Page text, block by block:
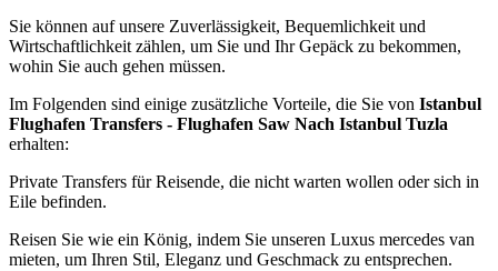
Sie können auf unsere Zuverlässigkeit, Bequemlichkeit und
Wirtschaftlichkeit zählen, um Sie und Ihr Gepäck zu bekommen,
wohin Sie auch gehen müssen.
Im Folgenden sind einige zusätzliche Vorteile, die Sie von Istanbul
Flughafen Transfers - Flughafen Saw Nach Istanbul Tuzla
erhalten:
Private Transfers für Reisende, die nicht warten wollen oder sich in
Eile befinden.
Reisen Sie wie ein König, indem Sie unseren Luxus mercedes van
mieten, um Ihren Stil, Eleganz und Geschmack zu entsprechen.